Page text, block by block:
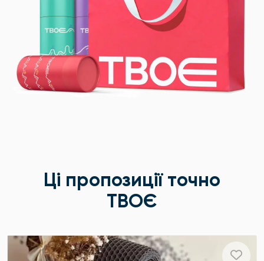
Ці пропозиції точно
ТВОЄ